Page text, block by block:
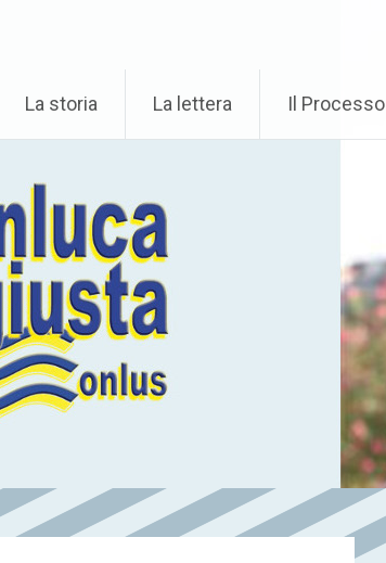
La storia La lettera Il Processo